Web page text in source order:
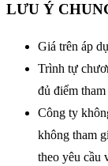
LƯU Ý
Giá trên áp
Trình tự
đủ điểm tham
Công ty
không tham
theo yêu cầu